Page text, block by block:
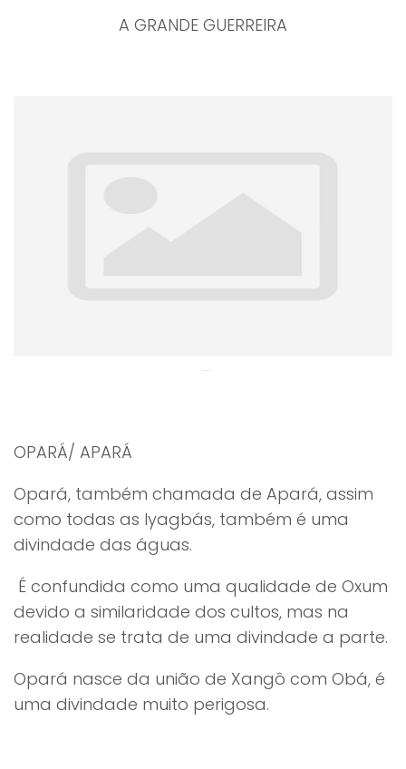
A GRANDE GUERREIRA
OPARÁ/ APARÁ
Opará, também chamada de Apará, assim
como todas as Iyagbás, também é uma
divindade das águas.
É confundida como uma qualidade de Oxum
devido a similaridade dos cultos, mas na
realidade se trata de uma divindade a parte.
Opará nasce da união de Xangô com Obá, é
uma divindade muito perigosa.